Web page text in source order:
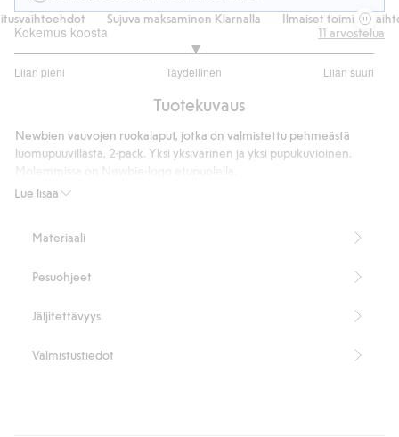
Sujuva maksaminen Klarnalla Ilmaiset
Kokemus koosta
Liian pieni Täydellinen Liian suuri
/
ääneen
11 arvostelua
Tuotekuvaus
Lue lisää
Newbien vauvojen ruokalaput, jotka on valmistettu pehmeästä
luomupuuvillasta, 2-pack. Yksi yksivärinen ja yksi pupukuvioinen.
Sisältää 100 % luomupuuvillaa.
Materiaali
Pesuohjeet
Jäljitettävyys
Valmistustiedot